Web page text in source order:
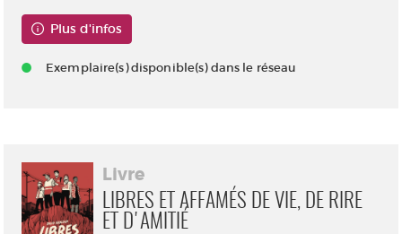
Plus d'infos
Exemplaire(s) disponible(s) dans le réseau
Livre
LIBRES ET AFFAMÉS DE VIE, DE RIRE
ET D'AMITIÉ